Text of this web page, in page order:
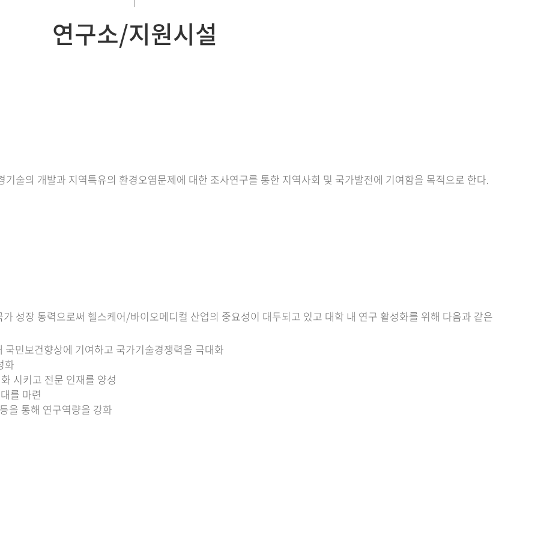
연구소/지원시설
술의 개발과 지역특유의 환경오염문제에 대한 조사연구를 통한 지역사회 및 국가발전에 기여함을 목적으로 한다.
성장 동력으로써 헬스케어/바이오메디컬 산업의 중요성이 대두되고 있고 대학 내 연구 활성화를 위해 다음과 같은
민보건향상에 기여하고 국가기술경쟁력을 극대화
화
시키고 전문 인재를 양성
를 마련
을 통해 연구역량을 강화